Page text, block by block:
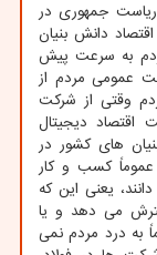
ریاست جمهوری در
دانش بنیان
به سرعت پیش
عمومی مردم از
وقتی از شرکت
دیجیتال
های کشور در
عموماً کسب و کار
یعنی این که
می دهد و یا
به درد مردم نمی